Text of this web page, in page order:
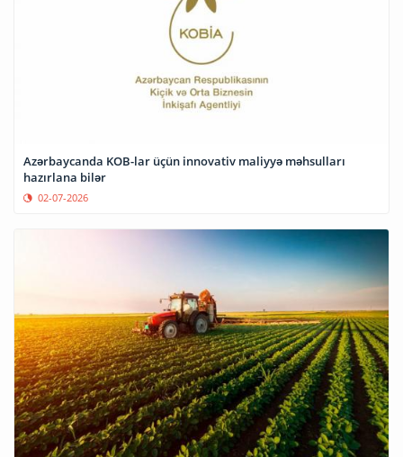
Azərbaycanda KOB-lar üçün innovativ maliyyə məhsulları
hazırlana bilər
02-07-2026